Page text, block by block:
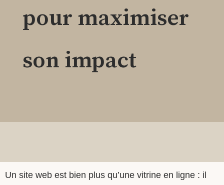
pour maximiser
son impact
Un site web est bien plus qu’une vitrine en ligne : il